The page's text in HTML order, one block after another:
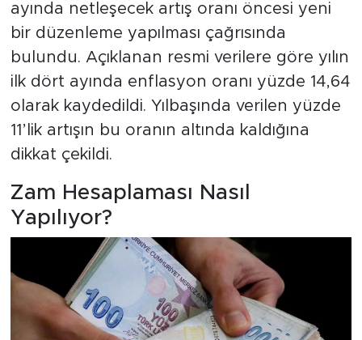
ayında netleşecek artış oranı öncesi yeni
bir düzenleme yapılması çağrısında
bulundu. Açıklanan resmi verilere göre yılın
ilk dört ayında enflasyon oranı yüzde 14,64
olarak kaydedildi. Yılbaşında verilen yüzde
11’lik artışın bu oranın altında kaldığına
dikkat çekildi.
Zam Hesaplaması Nasıl
Yapılıyor?